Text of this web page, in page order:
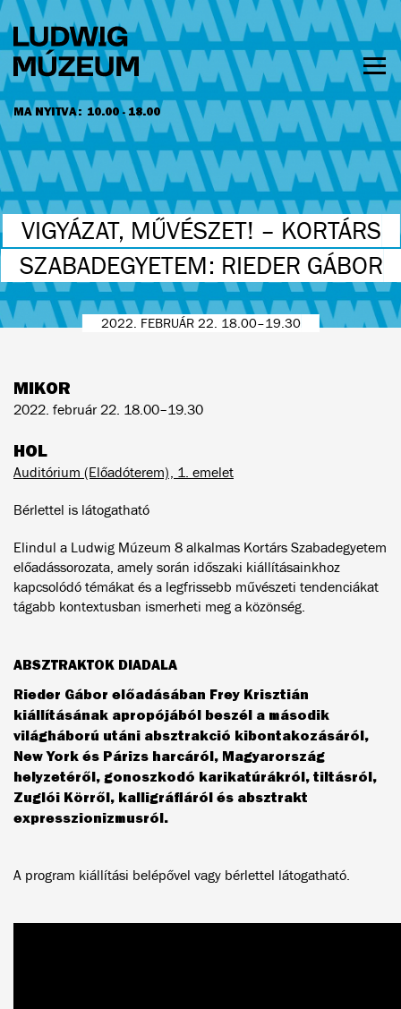
Ugrás
tartalomra
MA NYITVA: 10.00 - 18.00
NYITVATARTÁS ÉS JEGYÁRAK
VIGYÁZAT, MŰVÉSZET! – KORTÁRS
SZABADEGYETEM: RIEDER GÁBOR
2022. FEBRUÁR 22. 18.00–19.30
MIKOR
2022. február 22. 18.00–19.30
HOL
Auditórium (Előadóterem), 1. emelet
Bérlettel is látogatható
Elindul a Ludwig Múzeum 8 alkalmas Kortárs Szabadegyetem
előadássorozata, amely során időszaki kiállításainkhoz
kapcsolódó témákat és a legfrissebb művészeti tendenciákat
tágabb kontextusban ismerheti meg a közönség.
ABSZTRAKTOK DIADALA
Rieder Gábor előadásában Frey Krisztián
kiállításának apropójából beszél a második
világháború utáni absztrakció kibontakozásáról,
New York és Párizs harcáról, Magyarország
helyzetéről, gonoszkodó karikatúrákról, tiltásról,
Zuglói Körről, kalligráfiáról és absztrakt
expresszionizmusról.
A program kiállítási belépővel vagy bérlettel látogatható.